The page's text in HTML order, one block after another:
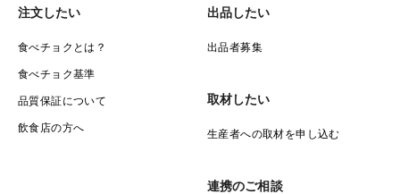
注文したい
食べチョクとは？
食べチョク基準
品質保証について
飲食店の方へ
出品したい
出品者募集
取材したい
生産者への取材を申し込む
連携のご相談